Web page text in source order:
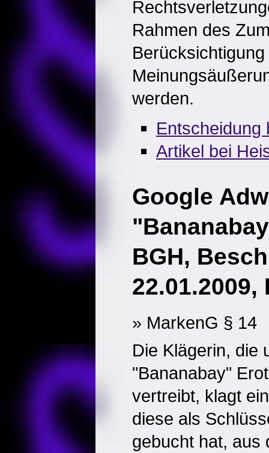
Rahmen des
werden.
Entscheidung
Artikel bei
Google
BGH,
22.01.2009,
» MarkenG § 14
Die Klägerin, die
"Bananabay"
vertreibt, klagt
diese als
gebucht hat, aus